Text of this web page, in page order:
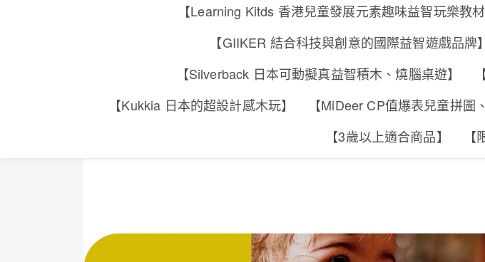
【Learning Kitds 香港兒童發展元素趣味益智玩樂教材
【GIIKER 結合科技與創意的國際益智遊戲品牌】
【Silverback 日本可動擬真益智積木、燒腦桌遊】
【Kukkia 日本的超設計感木玩】
【MiDeer CP值爆表兒童拼圖
【3歲以上適合商品】